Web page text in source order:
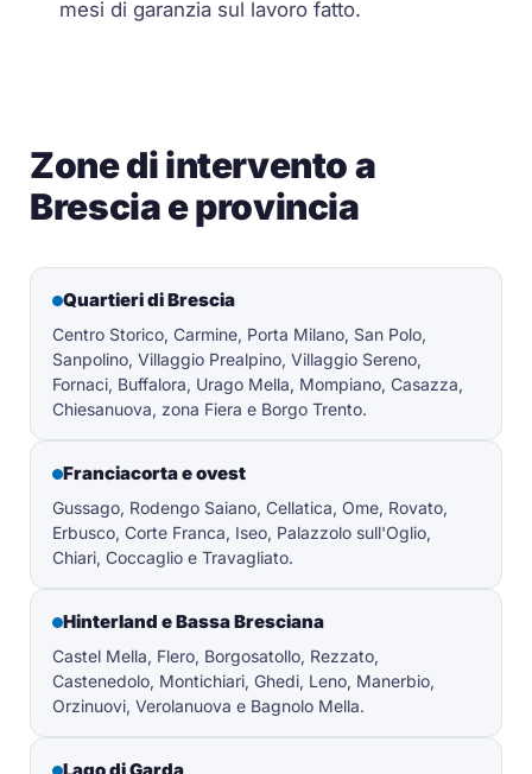
mesi di garanzia sul lavoro fatto.
Zone di intervento a
Brescia e provincia
Quartieri di Brescia
Centro Storico, Carmine, Porta Milano, San Polo,
Sanpolino, Villaggio Prealpino, Villaggio Sereno,
Fornaci, Buffalora, Urago Mella, Mompiano, Casazza,
Chiesanuova, zona Fiera e Borgo Trento.
Franciacorta e ovest
Gussago, Rodengo Saiano, Cellatica, Ome, Rovato,
Erbusco, Corte Franca, Iseo, Palazzolo sull'Oglio,
Chiari, Coccaglio e Travagliato.
Hinterland e Bassa Bresciana
Castel Mella, Flero, Borgosatollo, Rezzato,
Castenedolo, Montichiari, Ghedi, Leno, Manerbio,
Orzinuovi, Verolanuova e Bagnolo Mella.